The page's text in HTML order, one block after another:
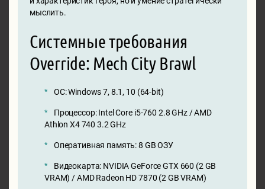
мыслить.
Системные требования
Override: Mech City Brawl
ОС: Windows 7, 8.1, 10 (64-bit)
Процессор: Intel Core i5-760 2.8 GHz / AMD
Athlon X4 740 3.2 GHz
Оперативная память: 8 GB ОЗУ
Видеокарта: NVIDIA GeForce GTX 660 (2 GB
VRAM) / AMD Radeon HD 7870 (2 GB VRAM)